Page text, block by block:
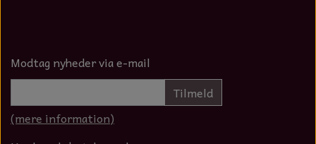
Modtag nyheder via e-mail
Tilmeld
(mere information)